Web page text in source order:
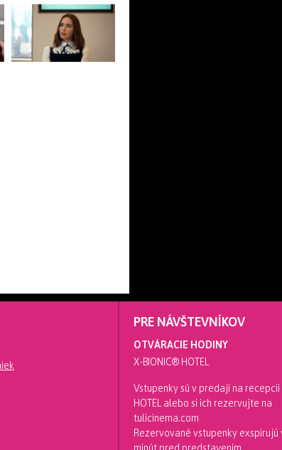
PRE NÁVŠTEVNÍKOV
OTVÁRACIE HODINY
X-BIONIC® HOTEL
Vstupenky sú v predaji na recepcii
HOTEL alebo si ich rezervujte na
tulicinema.com
Rezervované vstupenky exspirujú